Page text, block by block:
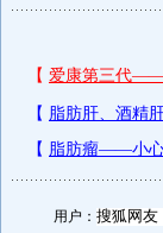
用户：